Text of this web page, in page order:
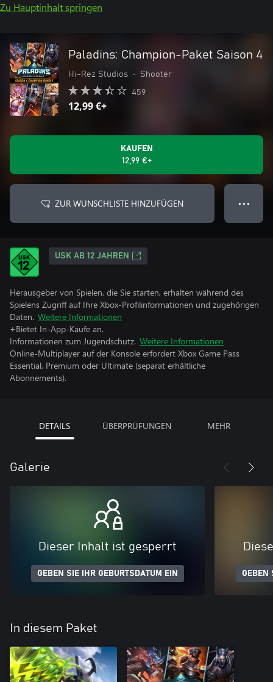
Zu Hauptinhalt springen
Paladins: Champion-Paket Saison 4
Hi-Rez Studios • Shooter
459
12,99 €+
KAUFEN
12,99 €+
ZUR WUNSCHLISTE HINZUFÜGEN ● ● ●
USK AB 12 JAHREN
Herausgeber von Spielen, die Sie starten, erhalten während des
Spielens Zugriff auf Ihre Xbox-Profilinformationen und zugehörigen
Daten. Weitere Informationen
+Bietet In-App-Käufe an.
Informationen zum Jugendschutz. Weitere Informationen
Online-Multiplayer auf der Konsole erfordert Xbox Game Pass
Essential, Premium oder Ultimate (separat erhältliche
Abonnements).
DETAILS ÜBERPRÜFUNGEN MEHR
Galerie
Dieser Inhalt ist gesperrt
GEBEN SIE IHR GEBURTSDATUM EIN GEBEN
In diesem Paket